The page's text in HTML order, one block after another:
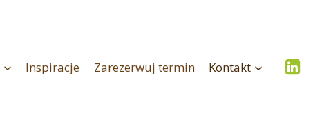
Inspiracje Zarezerwuj termin Kontakt